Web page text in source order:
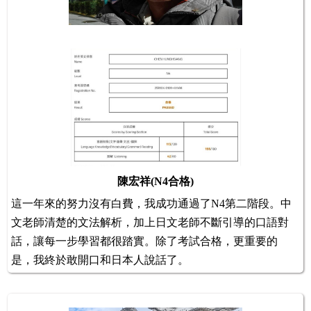
陳宏祥(N4合格)
這一年來的努力沒有白費，我成功通過了N4第二階段。中
文老師清楚的文法解析，加上日文老師不斷引導的口語對
話，讓每一步學習都很踏實。除了考試合格，更重要的
是，我終於敢開口和日本人說話了。